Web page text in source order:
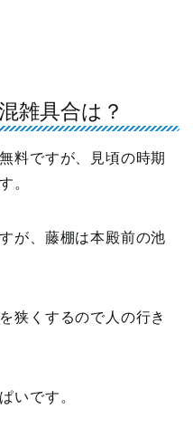
雑具合は？
料ですが、見頃の時期
。
が、藤棚は本殿前の池
狭くするので人の行き
いです。